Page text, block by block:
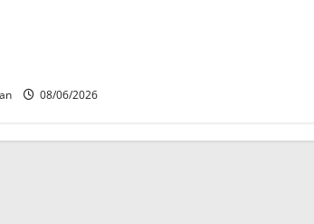
08/06/2026